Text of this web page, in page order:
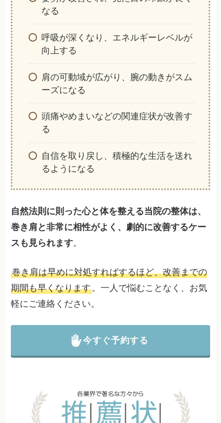
なる
呼吸が深くなり、エネルギーレベルが
向上する
肩の可動域が広がり、腕の動きがスム
ーズになる
頭痛やめまいなどの関連症状が改善す
る
自信を取り戻し、積極的な生活を送れ
るようになる
自然法則に則った心と体を整える当院の整体は、
巻き肩と非常に相性がよく、劇的に改善するケー
スも見られます。
巻き肩は早めに対処すればするほど、改善までの
期間も早くなります。一人で悩むことなく、お気
軽にご連絡ください。
今すぐ予約する